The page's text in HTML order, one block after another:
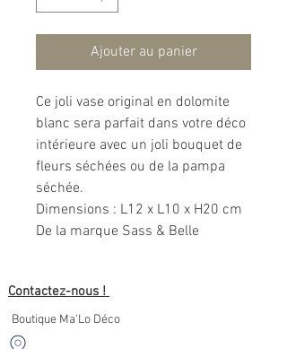
Ajouter au panier
Ce joli vase original en dolomite
blanc sera parfait dans votre déco
intérieure avec un joli bouquet de
fleurs séchées ou de la pampa
séchée.
Dimensions : L12 x L10 x H20 cm
De la marque Sass & Belle
Contactez-nous !
Boutique Ma'Lo Déco